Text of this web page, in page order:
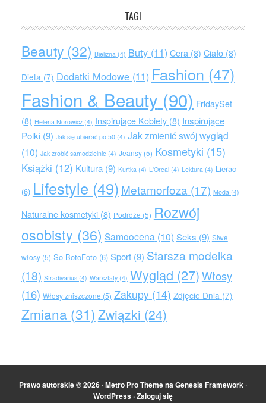
TAGI
Beauty(32) Bielizna(4) Buty(11) Cera(8) Ciało(8)
Dieta(7) Dodatki Modowe(11) Fashion (47)
Fashion & Beauty (90) FridaySet
(8) Helena Norowicz(4) Inspirujące Kobiety(8) Inspirujące
Polki(9) Jak się ubierać po 50(4) Jak zmienić swój wygląd
(10) Jak zrobić samodzielnie(4) Jeansy(5) Kosmetyki (15)
Książki (12) Kultura(9) Kurtka(4) L'Oreal(4) Lektura(4) Lierac
(6) Lifestyle (49) Metamorfoza (17) Moda(4)
Naturalne kosmetyki(8) Podróże (5) Rozwój
osobisty (36) Samoocena (10) Seks (9) Siwe
włosy(5) So-BotoFoto(6) Sport(9) Starsza modelka
(18) Stradivarius(4) Warsztaty(4) Wygląd (27)Włosy
(16) Włosy zniszczone (5) Zakupy(14) Zdjęcie Dnia(7)
Zmiana (31) Związki (24)
Prawo autorskie © 2026 ·Metro Pro ThemenaGenesis Framework ·
WordPress ·Zaloguj się